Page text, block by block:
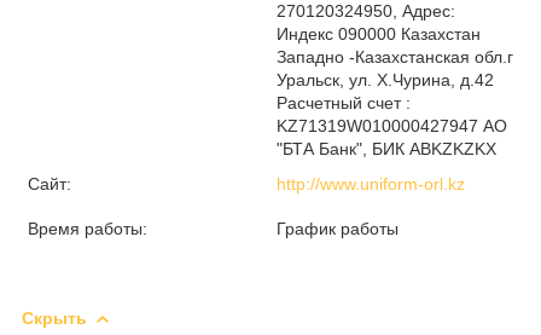
270120324950, Адрес:
Индекс 090000 Казахстан
Западно -Казахстанская обл.г
Уральск, ул. Х.Чурина, д.42
Расчетный счет :
KZ71319W010000427947 АО
"БТА Банк", БИК ABKZKZKX
Сайт:
http://www.uniform-orl.kz
Время работы: График работы
Скрыть